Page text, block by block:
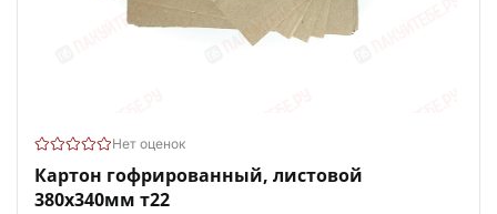
Нет оценок
Картон гофрированный, листовой
380х340мм т22